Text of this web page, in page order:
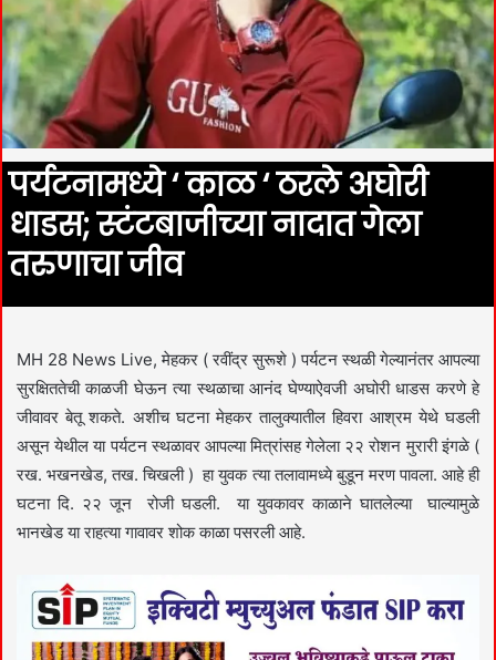
पर्यटनामध्ये ‘ काळ ‘ ठरले अघोरी
धाडस; स्टंटबाजीच्या नादात गेला
तरुणाचा जीव
MH 28 News Live, मेहकर ( रवींद्र सुरूशे ) पर्यटन स्थळी गेल्यानंतर आपल्या
सुरक्षिततेची काळजी घेऊन त्या स्थळाचा आनंद घेण्याऐवजी अघोरी धाडस करणे हे
जीवावर बेतू शकते. अशीच घटना मेहकर तालुक्यातील हिवरा आश्रम येथे घडली
असून येथील या पर्यटन स्थळावर आपल्या मित्रांसह गेलेला २२ रोशन मुरारी इंगळे (
रख. भखनखेड, तख. चिखली ) हा युवक त्या तलावामध्ये बुडून मरण पावला. आहे ही
घटना दि. २२ जून रोजी घडली. या युवकावर काळाने घातलेल्या घाल्यामुळे
भानखेड या राहत्या गावावर शोक काळा पसरली आहे.